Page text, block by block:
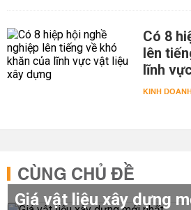
Có 8
lên
lĩnh
KINH
CÙNG CHỦ ĐỀ
Giá vật liệu xây dựng